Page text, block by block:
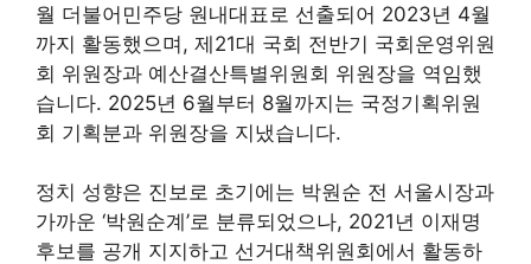
월 더불어민주당 원내대표로 선출되어 2023년 4월
까지 활동했으며, 제21대 국회 전반기 국회운영위원
회 위원장과 예산결산특별위원회 위원장을 역임했
습니다. 2025년 6월부터 8월까지는 국정기획위원
회 기획분과 위원장을 지냈습니다.
정치 성향은 진보로 초기에는 박원순 전 서울시장과
가까운 ‘박원순계’로 분류되었으나, 2021년 이재명
후보를 공개 지지하고 선거대책위원회에서 활동하